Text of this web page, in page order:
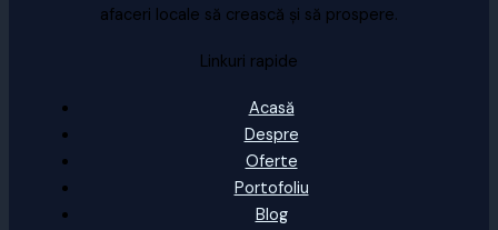
afaceri locale să crească și să prospere.
Linkuri rapide
Acasă
Despre
Oferte
Portofoliu
Blog